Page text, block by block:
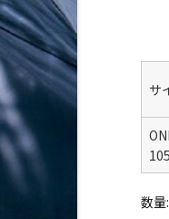
サ
数量: